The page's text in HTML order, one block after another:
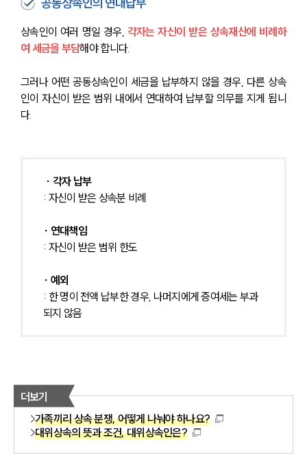
공동상속인의 연대납부
상속인이 여러 명일 경우, 각자는 자신이 받은 상속재산에 비례하
여 세금을 부담해야 합니다.
그러나 어떤 공동상속인이 세금을 납부하지 않을 경우, 다른 상속
인이 자신이 받은 범위 내에서 연대하여 납부할 의무를 지게 됩니
다.
∙ 각자 납부
: 자신이 받은 상속분 비례
∙ 연대책임
: 자신이 받은 범위 한도
∙ 예외
: 한 명이 전액 납부한 경우, 나머지에게 증여세는 부과
되지 않음
더보기
가족끼리 상속 분쟁, 어떻게 나눠야 하나요?
대위상속의 뜻과 조건, 대위상속인은?